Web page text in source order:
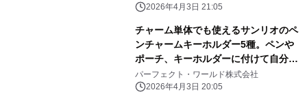
2026年4月3日 21:05
チャーム単体でも使えるサンリオのペ
ンチャームキーホルダー5種。ペンや
ポーチ、キーホルダーに付けて自分だ
けのアレンジしよう
パーフェクト・ワールド株式会社
2026年4月3日 20:05